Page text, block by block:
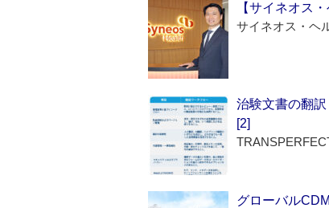
【サイネオス
サイネオス・ヘ
治験文書の翻
[2]
グローバル